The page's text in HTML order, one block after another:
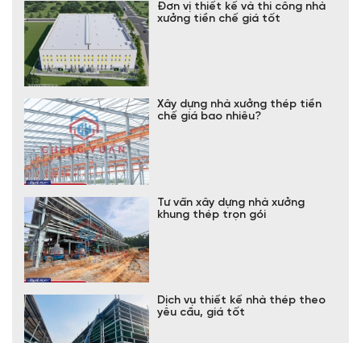
Đơn vị thiết kế và thi công nhà
xưởng tiền chế giá tốt
Xây dựng nhà xưởng thép tiền
chế giá bao nhiêu?
Tư vấn xây dựng nhà xưởng
khung thép trọn gói
Dịch vụ thiết kế nhà thép theo
yêu cầu, giá tốt